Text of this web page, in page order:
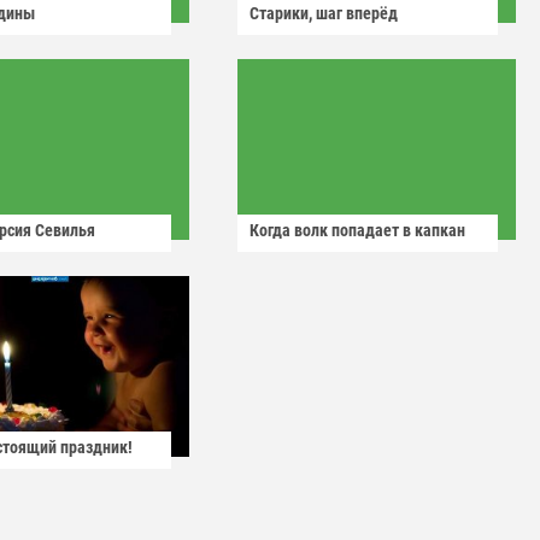
Старики, шаг вперёд
Севилья Когда волк попадает в капкан
праздник!